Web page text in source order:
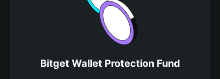
Bitget Wallet Protection Fund